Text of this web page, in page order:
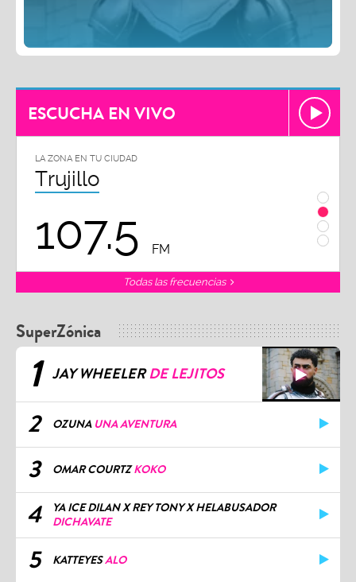
ESCUCHA EN VIVO
LA ZONA EN TU CIUDAD
Trujillo
107.5 FM
Todas las frecuencias
SuperZónica
1 JAY WHEELERDE LEJITOS
2 OZUNA UNA AVENTURA
3 OMAR COURTZKOKO
4
YA ICE DILAN X REY TONY X HELABUSADOR
DICHAVATE
5 KATTEYESALO